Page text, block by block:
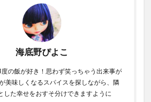
海底野ぴよこ
の飯が好き！思わず笑っちゃう出来事が
美味しくなるスパイスを探しながら、隣
した幸せをおすそ分けできますように